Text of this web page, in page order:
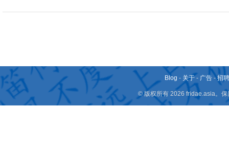
Blog - 关于 - 广告 -招
© 版权所有 2026 fridae.asia。